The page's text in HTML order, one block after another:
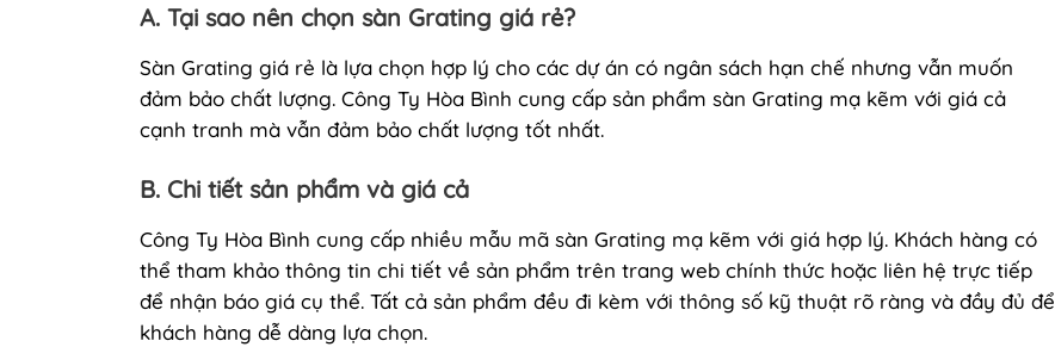
A. Tại sao nên chọn sàn Grating giá rẻ?
Sàn Grating giá rẻ là lựa chọn hợp lý cho các dự án có ngân sách hạn chế nhưng vẫn muốn
đảm bảo chất lượng. Công Ty Hòa Bình cung cấp sản phẩm sàn Grating mạ kẽm với giá cả
cạnh tranh mà vẫn đảm bảo chất lượng tốt nhất.
B. Chi tiết sản phẩm và giá cả
Công Ty Hòa Bình cung cấp nhiều mẫu mã sàn Grating mạ kẽm với giá hợp lý. Khách hàng có
thể tham khảo thông tin chi tiết về sản phẩm trên trang web chính thức hoặc liên hệ trực tiếp
để nhận báo giá cụ thể. Tất cả sản phẩm đều đi kèm với thông số kỹ thuật rõ ràng và đầy đủ để
khách hàng dễ dàng lựa chọn.